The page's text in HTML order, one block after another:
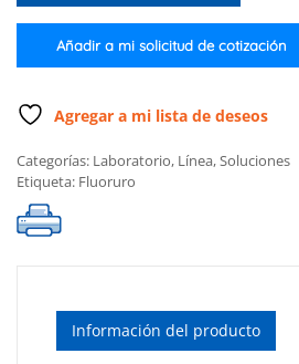
cantidad
Añadir a mi solicitud de cotización
Agregar a mi lista de deseos
Categorías: Laboratorio, Línea,Soluciones
Etiqueta: Fluoruro
Información del producto